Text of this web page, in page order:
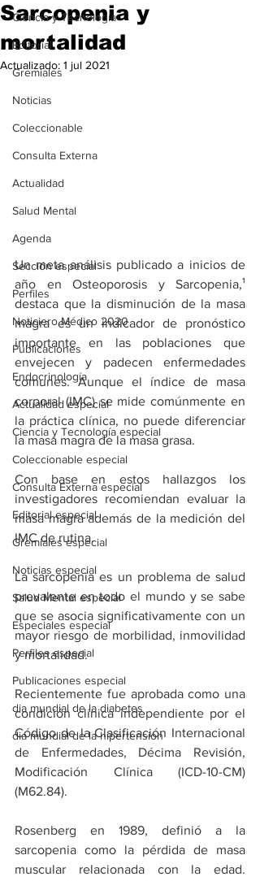
Ciencia y Tecnología
Editorial
Gremiales
Noticias
Coleccionable
Consulta Externa
Actualidad
Salud Mental
Agenda
Sección especial
Perfiles
Noticiero Médico 2020
Publicaciones
Endocrinología
Actualidad especial
Ciencia y Tecnología especial
Coleccionable especial
Consulta Externa especial
Editorial especial
Gremiales especial
Noticias especial
Salud Mental especial
Especiales especial
Perfiles especial
Publicaciones especial
dia mundial de la diabetes
dia mundial de la hipertension
Sarcopenia y
mortalidad
Actualizado: 1 jul 2021
Un meta análisis publicado a inicios de
año en Osteoporosis y Sarcopenia,¹
destaca que la disminución de la masa
magra es un indicador de pronóstico
importante en las poblaciones que
envejecen y padecen enfermedades
comunes. Aunque el índice de masa
corporal (IMC) se mide comúnmente en
la práctica clínica, no puede diferenciar
la masa magra de la masa grasa.
Con base en estos hallazgos los
investigadores recomiendan evaluar la
masa magra además de la medición del
IMC de rutina.
La sarcopenia es un problema de salud
prevalente en todo el mundo y se sabe
que se asocia significativamente con un
mayor riesgo de morbilidad, inmovilidad
y mortalidad.
Recientemente fue aprobada como una
condición clínica independiente por el
Código de la Clasificación Internacional
de Enfermedades, Décima Revisión,
Modificación Clínica (ICD-10-CM)
(M62.84).
Rosenberg en 1989, definió a la
sarcopenia como la pérdida de masa
muscular relacionada con la edad.